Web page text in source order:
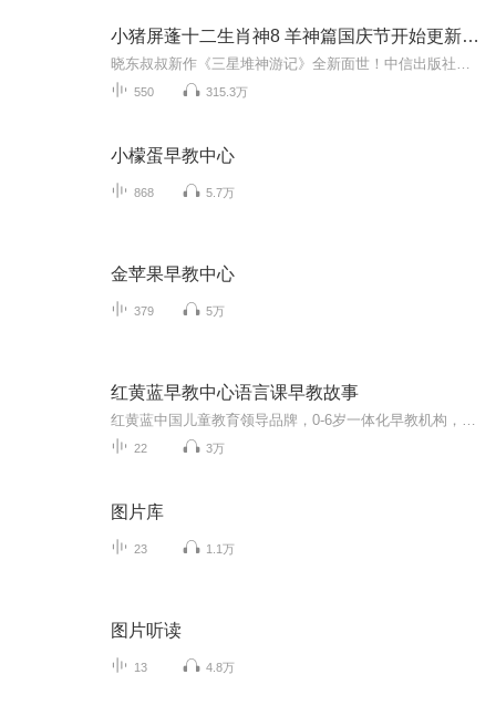
小猪屏蓬十二生肖神8 羊神篇国庆节开始更新啦！
550 315.3万
小檬蛋早教中心
868 5.7万
金苹果早教中心
379 5万
红黄蓝早教中心语言课早教故事
22 3万
图片库
23 1.1万
图片听读
13 4.8万